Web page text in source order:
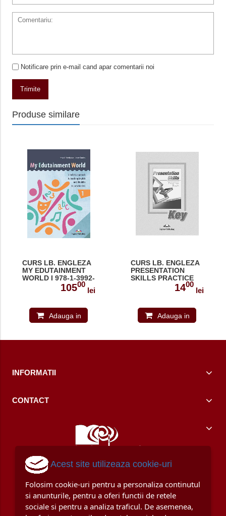
Notificare prin e-mail cand apar comentarii noi
Trimite
Produse similare
CURS LB. ENGLEZA
MY EDUTAINMENT
WORLD I 978-1-3992-
10500
lei
Adauga in
CURS LB. ENGLEZA
PRESENTATION
SKILLS PRACTICE
4715-3326-6
1400
lei
Adauga in
INFORMATII
CONTACT
Acest site utilizeaza cookie-uri
Folosim cookie-uri pentru a personaliza continutul
si anunturile, pentru a oferi functii de retele
sociale si pentru a analiza traficul. De asemenea,